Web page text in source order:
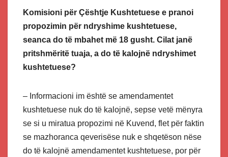
Komisioni për Çështje Kushtetuese e pranoi
propozimin për ndryshime kushtetuese,
seanca do të mbahet më 18 gusht. Cilat janë
pritshmëritë tuaja, a do të kalojnë ndryshimet
kushtetuese?
– Informacioni im është se amendamentet
kushtetuese nuk do të kalojnë, sepse vetë mënyra
se si u miratua propozimi në Kuvend, flet për faktin
se mazhoranca qeverisëse nuk e shqetëson nëse
do të kalojnë amendamentet kushtetuese, por për